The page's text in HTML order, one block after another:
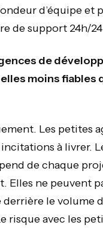
d’équipe et
de support 24h/
de
moins fiables
Les petites
à livrer.
de chaque
Elles ne peuvent
le volume
risque avec les